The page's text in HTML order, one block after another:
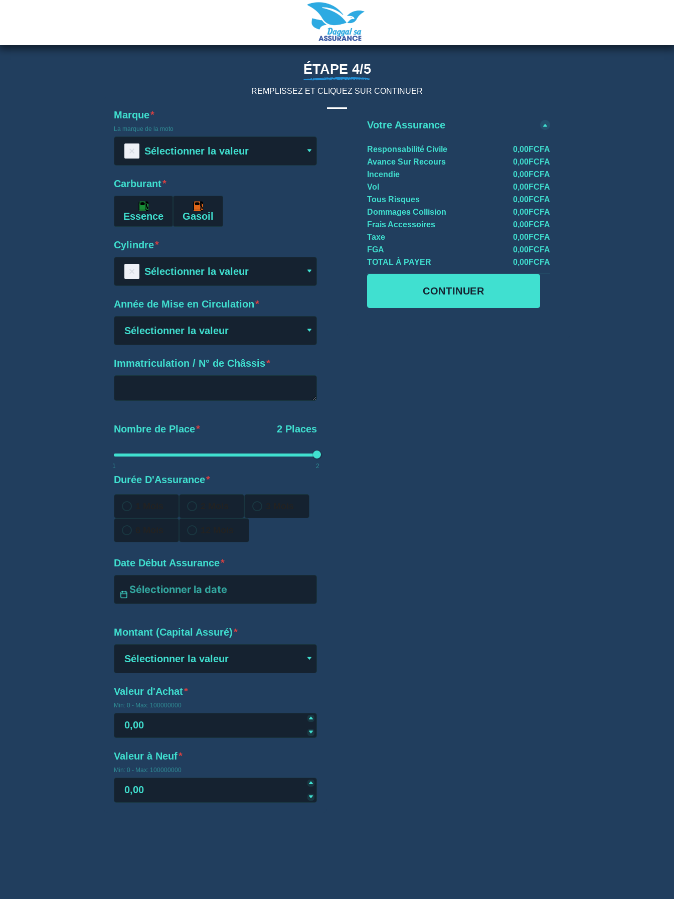
ÉTAPE 4/5
REMPLISSEZ ET CLIQUEZ SUR CONTINUER
Marque*
La marque de la moto
Sélectionner la valeur
Carburant*
Essence Gasoil
Cylindre*
Sélectionner la valeur
Année de Mise en Circulation*
Sélectionner la valeur
Immatriculation / N° de Châssis*
Nombre de Place* 2 Places
1 2
Durée D'Assurance*
Date Début Assurance*
Montant (Capital Assuré)*
Sélectionner la valeur
Valeur d'Achat*
Min: 0 - Max: 100000000
Valeur à Neuf*
Min: 0 - Max: 100000000
Votre Assurance
Responsabilité Civile
0,00FCFA
Avance Sur Recours
0,00FCFA
Incendie
0,00FCFA
Vol
0,00FCFA
Tous Risques
0,00FCFA
Dommages Collision
0,00FCFA
Frais Accessoires
0,00FCFA
Taxe
0,00FCFA
FGA
0,00FCFA
TOTAL À PAYER
0,00FCFA
CONTINUER